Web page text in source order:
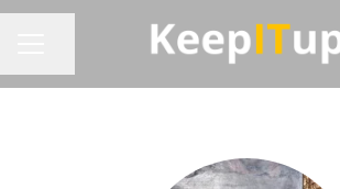
MENÚ DE EMPLEO
Compartir página